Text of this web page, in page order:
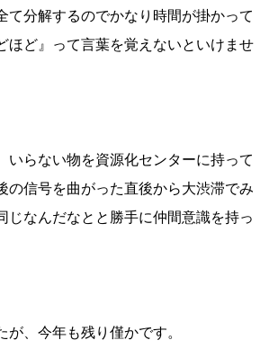
て分解するのでかなり時間が掛かって
ほど』って言葉を覚えないといけませ
いらない物を資源化センターに持って
の信号を曲がった直後から大渋滞でみ
じなんだなとと勝手に仲間意識を持っ
が、今年も残り僅かです。